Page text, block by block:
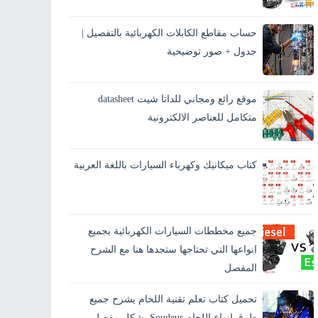
الخاصة بالسيارة، وقد يحدث عطلٍ ما أثناء الطريق
وتكو...
حساب مقاطع الكابلات الكهربائية بالتفصيل |
جدول + صور توضيحية
المنازل أو الكهرباء الصناعية. اختيار مقطع كابل
غير...
موقع رائع ومجاني للداتا شيت datasheet
متكامل للعناصر الالكترونية
كتاب ميكانيك وكهرباء السيارات باللغة العربية
جميع مخططات السيارات الكهربائية بجميع
انواعها التي تحتاجها ستجدها هنا مع الشرح
المفصل
تحميل كتاب تعلم تقنية اللحام يشرح جميع